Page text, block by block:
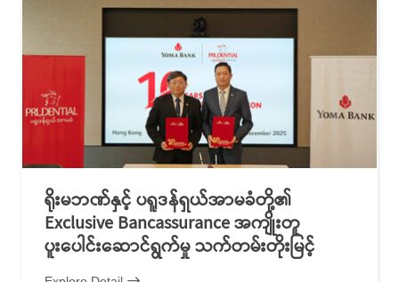
ရိုးမဘဏ်နှင့် ပရူဒန်ရှယ်အာမခံတို့၏
Exclusive Bancassurance အကျိုးတူ
ပူးပေါင်းဆောင်ရွက်မှု သက်တမ်းတိုးမြင့်